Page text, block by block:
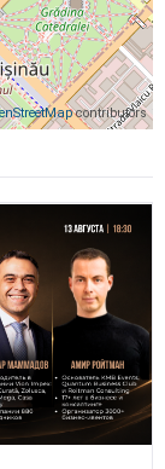
contributors